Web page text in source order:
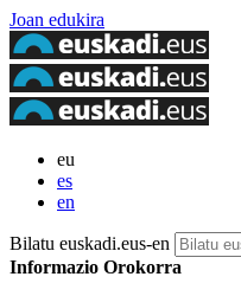
Joan edukira
eu
es
en
Bilatu euskadi.eus-en
Informazio Orokorra